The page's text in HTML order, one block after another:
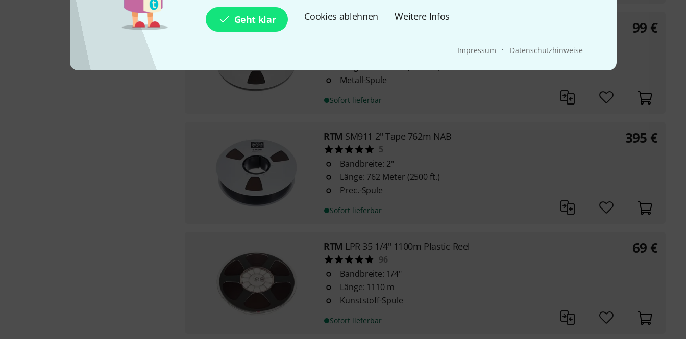
Geht klar Cookies ablehnen Weitere Infos
Impressum · Datenschutzhinweise
RTMSM900 1/4" 762m NAB
Metall-Spule
Sofort lieferbar
99 €
RTM SM911 2" Tape 762m NAB
5
Bandbreite: 2"
Länge: 762 Meter (2500 ft.)
Prec.-Spule
Sofort lieferbar
395 €
RTM LPR 35 1/4" 1100m Plastic Reel
96
Bandbreite: 1/4"
Länge: 1110 m
Kunststoff-Spule
Sofort lieferbar
69 €